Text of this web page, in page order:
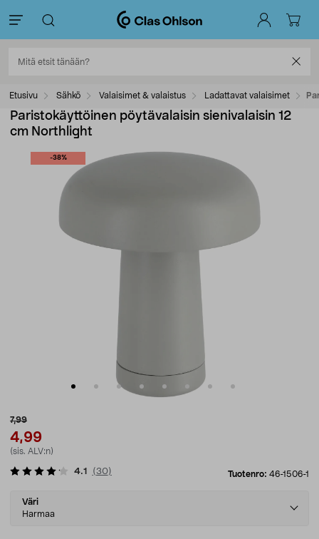
Etusivu Sähkö Valaisimet & valaistus Ladattavat valaisimet
Paristokäyttöinen pöytävalaisin sienivalaisin 12
cm Northlight
-38%
7,99
4,99
(sis. ALV:n)
Tuotenro: 46-1506-1
4.1 (30)
Select
variant
Väri
Harmaa